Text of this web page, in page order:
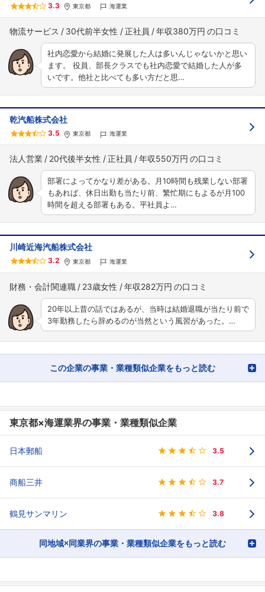
フォローしました
こちらの企業もフォローしませんか？
3.3 東京都 海運業
物流サービス 30代前半女性 正社員 年収380万円
社内恋愛から結婚に発展した人は多いんじゃないかと思い
ます。 役員、部長クラスでも社内恋愛で結婚した人が多
いです。他社と比べても多い方だと思…
乾汽船株式会社
3.5 東京都 海運業
法人営業 20代後半女性 正社員 年収550万円
部署によってかなり差がある。月10時間も残業しない部署
もあれば、休日出勤も当たり前、繁忙期にもよるが月100
時間を超える部署もある。平社員よ…
川崎近海汽船株式会社
3.2 東京都 海運業
財務・会計関連職 23歳女性 年収282万円
20年以上昔の話ではあるが、当時は結婚退職が当たり前で
3年勤務したら辞めるのが当然という風習があった。…
この企業の事業・業種類似企業をもっと読む
東京都×海運業界の事業・業種類似企業
日本郵船 3.5
商船三井 3.7
鶴見サンマリン 3.8
同地域×同業界の事業・業種類似企業をもっと読む